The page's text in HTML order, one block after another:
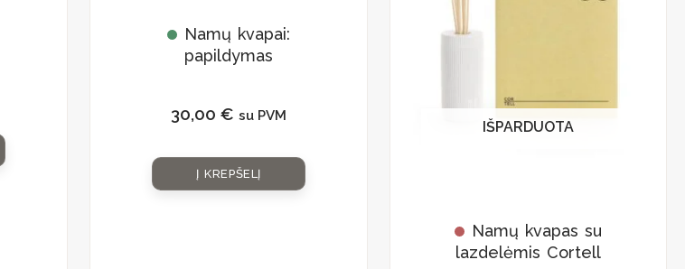
Namų kvapai:
papildymas
30,00 € su PVM
Į KREPŠELĮ
IŠPARDUOTA
Namų kvapas su
lazdelėmis Cortell